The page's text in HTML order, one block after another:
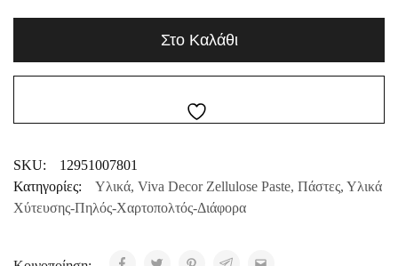
Στο Καλάθι
SKU:
12951007801
Κατηγορίες:
Υλικά, Viva Decor Zellulose Paste, Πάστες, Υλικά
Χύτευσης-Πηλός-Χαρτοπολτός-Διάφορα